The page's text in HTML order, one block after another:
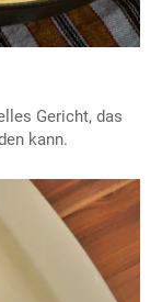
Gericht, das
kann.